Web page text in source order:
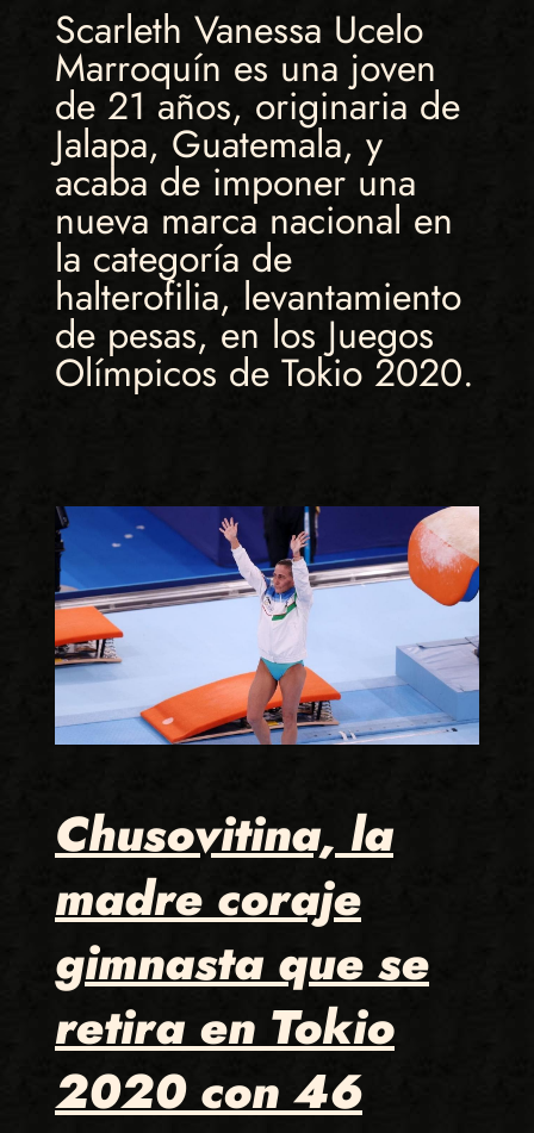
Scarleth Vanessa Ucelo
Marroquín es una joven
de 21 años, originaria de
Jalapa, Guatemala, y
acaba de imponer una
nueva marca nacional en
la categoría de
halterofilia, levantamiento
de pesas, en los Juegos
Olímpicos de Tokio 2020.
Chusovitina, la
madre coraje
gimnasta que se
retira en Tokio
2020 con 46